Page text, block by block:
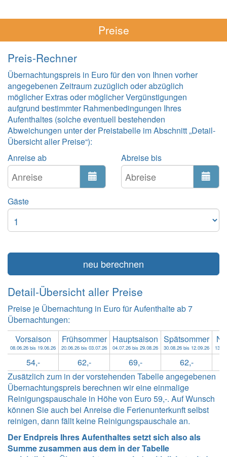
Preise
Preis-Rechner
Übernachtungspreis in Euro für den von Ihnen vorher
angegebenen Zeitraum zuzüglich oder abzüglich
möglicher Extras oder möglicher Vergünstigungen
aufgrund bestimmter Rahmenbedingungen Ihres
Aufenthaltes (solche eventuell bestehenden
Abweichungen unter der Preistabelle im Abschnitt „Detail-
Übersicht aller Preise“):
Anreise ab
Abreise bis
Gäste
neu berechnen
Detail-Übersicht aller Preise
Preise je Übernachtung in Euro für Aufenthalte ab 7
Übernachtungen:
Vorsaison
08.06.26 bis 19.06.26
Frühsommer
20.06.26 bis 03.07.26
Hauptsaison
04.07.26 bis 29.08.26
Spätsommer
30.08.26 bis 12.09.26
54,- 62,- 69,-
62,-
Zusätzlich zum in der vorstehenden Tabelle angegebenen
Übernachtungspreis berechnen wir eine einmalige
Reinigungspauschale in Höhe von Euro 59,-. Auf Wunsch
können Sie auch bei Anreise die Ferienunterkunft selbst
reinigen, dann fällt keine Reinigungspauschale an.
Der Endpreis Ihres Aufenthaltes setzt sich also als
Summe zusammen aus dem in der Tabelle